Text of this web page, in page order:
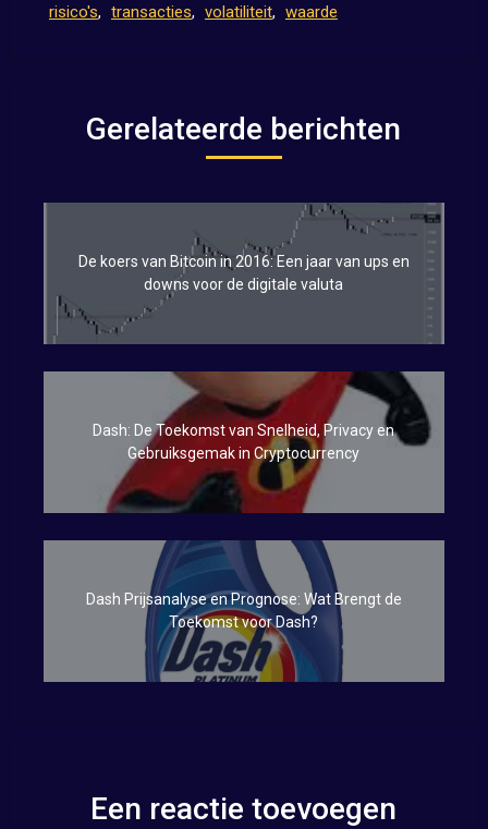
risico's, transacties, volatiliteit, waarde
Gerelateerde berichten
De koers van Bitcoin in 2016: Een jaar van ups en
downs voor de digitale valuta
Dash: De Toekomst van Snelheid, Privacy en
Gebruiksgemak in Cryptocurrency
Dash Prijsanalyse en Prognose: Wat Brengt de
Toekomst voor Dash?
Een reactie toevoegen